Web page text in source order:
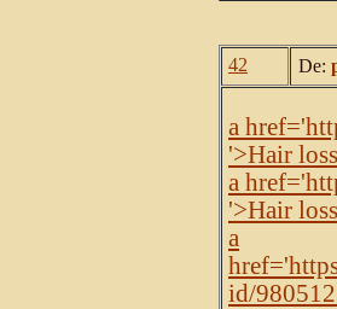
42 De:
a
'>Hair loss
a
'>Hair loss
a
id/